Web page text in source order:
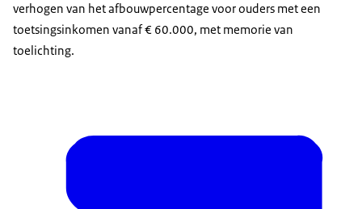
verhogen van het afbouwpercentage voor ouders met een
toetsingsinkomen vanaf € 60.000, met memorie van
toelichting.